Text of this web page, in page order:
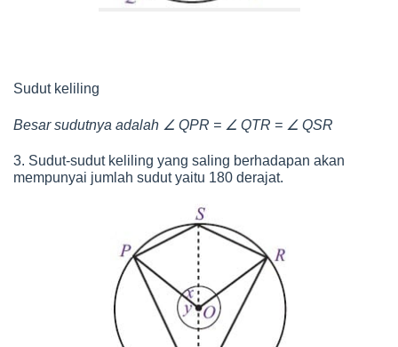
Sudut keliling
Besar sudutnya adalah ∠ QPR = ∠ QTR = ∠ QSR
3. Sudut-sudut keliling yang saling berhadapan akan
mempunyai jumlah sudut yaitu 180 derajat.